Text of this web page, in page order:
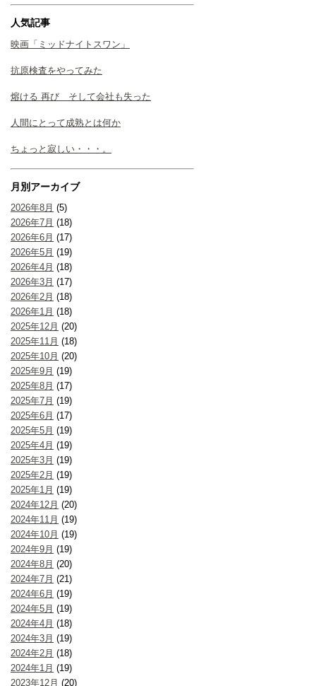
人気記事
映画「ミッドナイトスワン」
抗原検査をやってみた
熔ける 再び そして会社も失った
人間にとって成熟とは何か
ちょっと寂しい・・・。
月別アーカイブ
2026年8月 (5)
2026年7月 (18)
2026年6月 (17)
2026年5月 (19)
2026年4月 (18)
2026年3月 (17)
2026年2月 (18)
2026年1月 (18)
2025年12月 (20)
2025年11月 (18)
2025年10月 (20)
2025年9月 (19)
2025年8月 (17)
2025年7月 (19)
2025年6月 (17)
2025年5月 (19)
2025年4月 (19)
2025年3月 (19)
2025年2月 (19)
2025年1月 (19)
2024年12月 (20)
2024年11月 (19)
2024年10月 (19)
2024年9月 (19)
2024年8月 (20)
2024年7月 (21)
2024年6月 (19)
2024年5月 (19)
2024年4月 (18)
2024年3月 (19)
2024年2月 (18)
2024年1月 (19)
2023年12月 (20)